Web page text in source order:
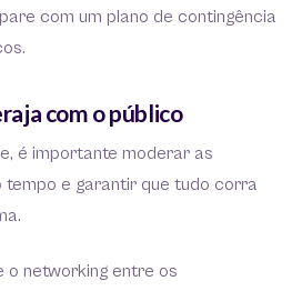
com um plano de contingência
com o público
é importante moderar as
e garantir que tudo corra
o networking entre os